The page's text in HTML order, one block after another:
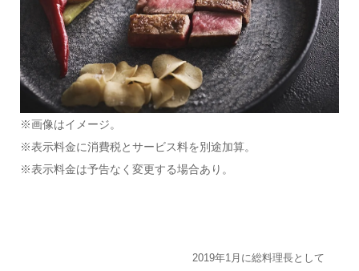
※画像はイメージ。
※表示料金に消費税とサービス料を別途加算。
※表示料金は予告なく変更する場合あり。
2019年1月に総料理長として